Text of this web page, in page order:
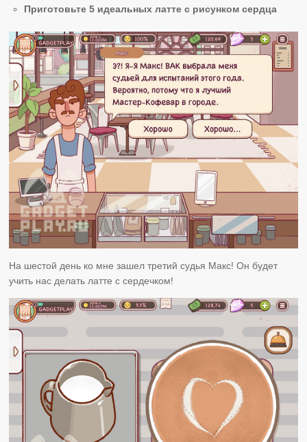
Приготовьте 5 идеальных латте с рисунком сердца
На шестой день ко мне зашел третий судья Макс! Он будет
учить нас делать латте с сердечком!